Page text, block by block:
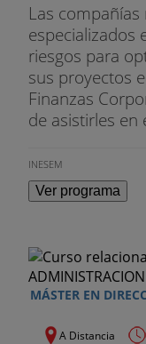
Las
especializados
riesgos para
sus proyectos
Finanzas
de asistirles en
INESEM
Ver programa
MÁSTER EN
A Distancia